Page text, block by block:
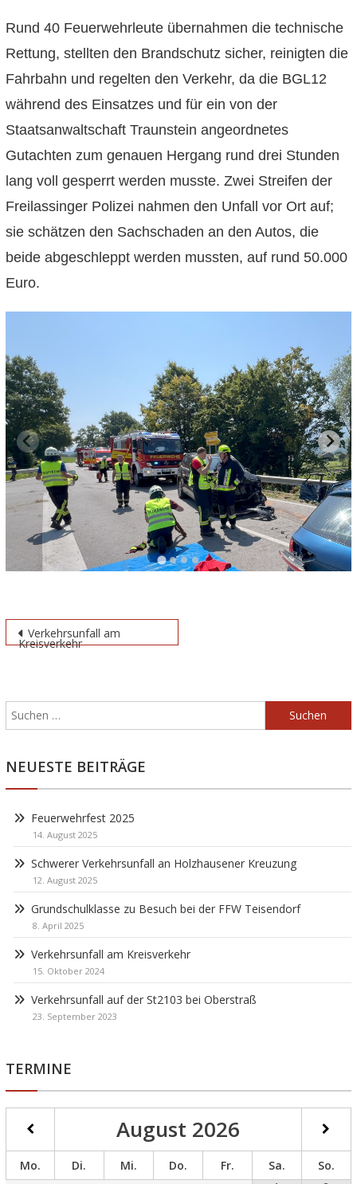
Rund 40 Feuerwehrleute übernahmen die technische
Rettung, stellten den Brandschutz sicher, reinigten die
Fahrbahn und regelten den Verkehr, da die BGL12
während des Einsatzes und für ein von der
Staatsanwaltschaft Traunstein angeordnetes
Gutachten zum genauen Hergang rund drei Stunden
lang voll gesperrt werden musste. Zwei Streifen der
Freilassinger Polizei nahmen den Unfall vor Ort auf;
sie schätzen den Sachschaden an den Autos, die
beide abgeschleppt werden mussten, auf rund 50.000
Euro.
Beitragsnavigation
Verkehrsunfall am
Kreisverkehr
Suchen
nach:
NEUESTE BEITRÄGE
Feuerwehrfest 2025
14. August 2025
Schwerer Verkehrsunfall an Holzhausener Kreuzung
12. August 2025
Grundschulklasse zu Besuch bei der FFW Teisendorf
8. April 2025
Verkehrsunfall am Kreisverkehr
15. Oktober 2024
Verkehrsunfall auf der St2103 bei Oberstraß
23. September 2023
TERMINE
August 2026
Mo. Di. Mi. Do. Fr. Sa.
So.